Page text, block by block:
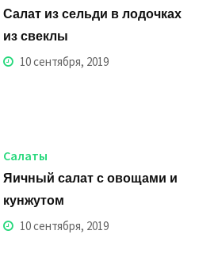
Салат из сельди в лодочках
из свеклы
10 сентября, 2019
Салаты
Яичный салат с овощами и
кунжутом
10 сентября, 2019